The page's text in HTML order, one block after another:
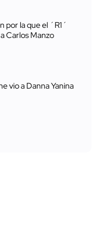
por la que el ´R1´
Carlos Manzo
vio a Danna Yanina